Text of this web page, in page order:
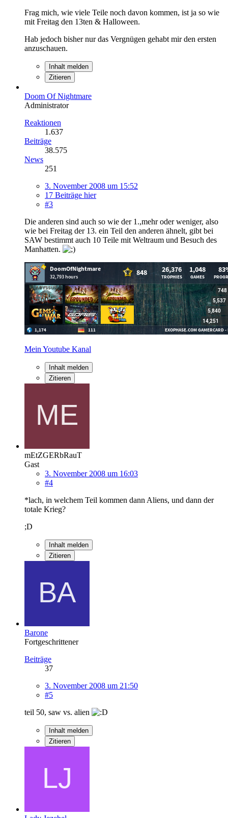
Frag mich, wie viele Teile noch davon kommen, ist ja so wie
mit Freitag den 13ten & Halloween.
Hab jedoch bisher nur das Vergnügen gehabt mir den ersten
anzuschauen.
Inhalt melden
Zitieren
Doom Of Nightmare
Administrator
Reaktionen
1.637
Beiträge
38.575
News
251
3. November 2008 um 15:52
17 Beiträge hier
#3
Die anderen sind auch so wie der 1.,mehr oder weniger, also
wie bei Freitag der 13. ein Teil den anderen ähnelt, gibt bei
SAW bestimmt auch 10 Teile mit Weltraum und Besuch des
Manhatten.
Mein Youtube Kanal
Inhalt melden
Zitieren
mEtZGERbRauT
Gast
3. November 2008 um 16:03
#4
*lach, in welchem Teil kommen dann Aliens, und dann der
totale Krieg?
;D
Inhalt melden
Zitieren
Barone
Fortgeschrittener
Beiträge
37
3. November 2008 um 21:50
#5
teil 50, saw vs. alien
Inhalt melden
Zitieren